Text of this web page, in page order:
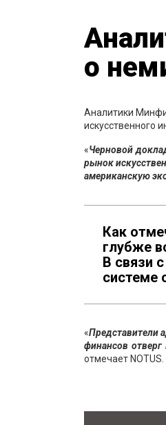
о
Аналитики
искусственного
«Черновой
рынок
американскую
Как
глубже
В связи
системе
«Представители
финансов
отмечает NOTUS.